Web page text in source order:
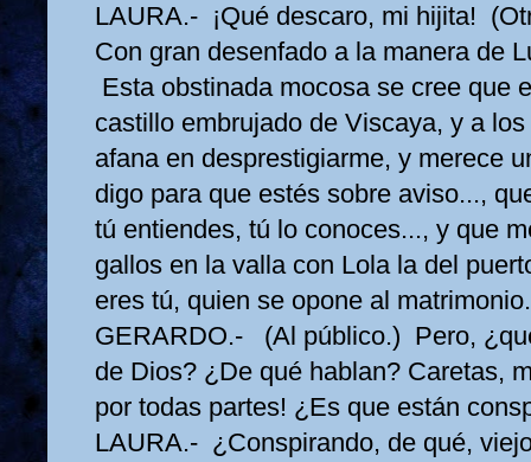
LAURA.- ¡Qué descaro, mi hijita!
Con gran desenfado a la manera de
Esta obstinada mocosa se cree que
castillo embrujado de Viscaya, y a
afana en desprestigiarme, y merece
digo para que estés sobre aviso...,
tú entiendes, tú lo conoces..., y que
gallos en la valla con Lola la del
eres tú, quien se opone al
GERARDO.- (Al público.) Pero,
de Dios? ¿De qué hablan? Caretas,
por todas partes! ¿Es que están
LAURA.- ¿Conspirando, de qué,